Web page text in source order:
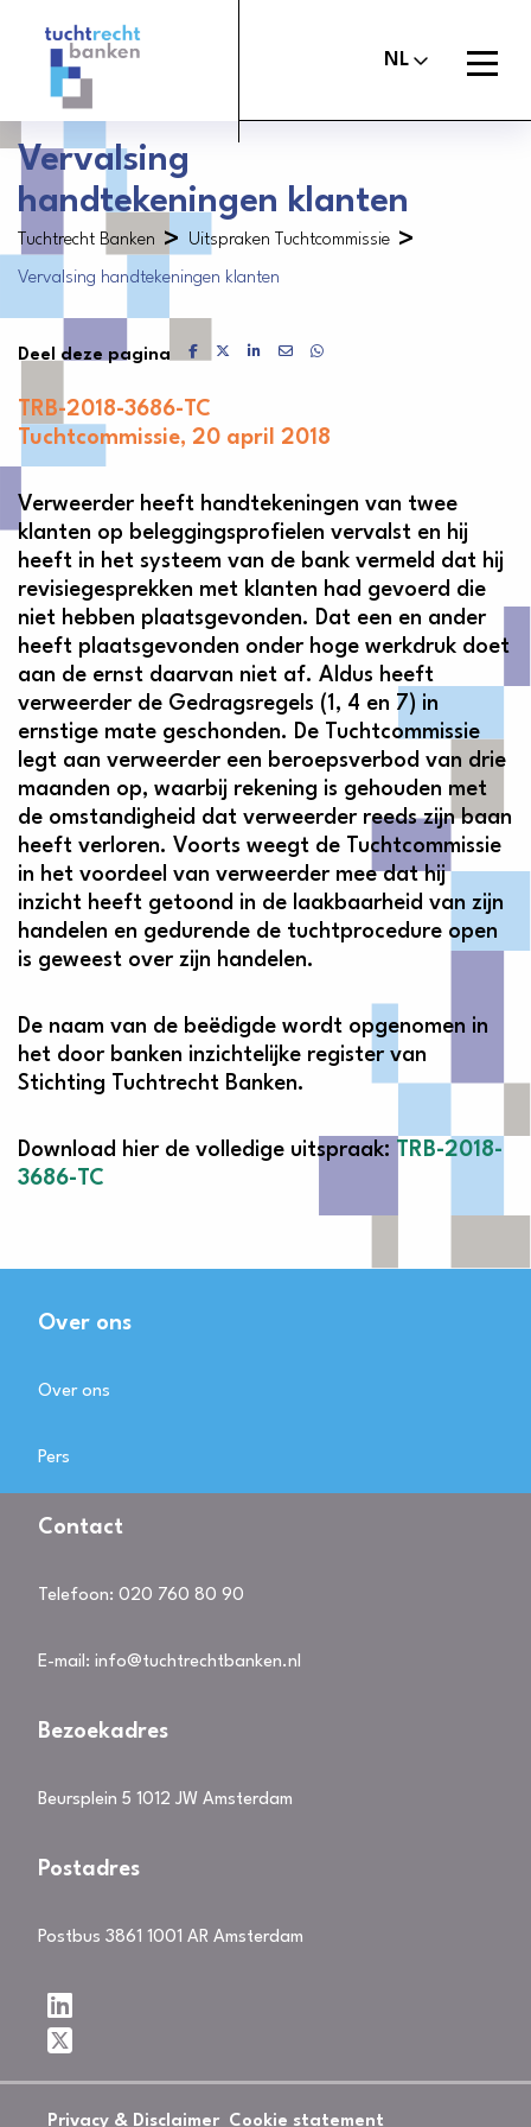
logo
Uitspraken
Over het tuchtrecht
Nieuws
Contact
Tuchtcommissie banken
Commissie van Beroep Banken
NL
Open
menu
Vervalsing
handtekeningen klanten
Tuchtrecht Banken > Uitspraken Tuchtcommissie >
Vervalsing handtekeningen klanten
Deel deze pagina Delen via Facebook
Delen via X
Delen via LinkedIn
Delen via Mail
Delen via WhatsApp
TRB-2018-3686-TC
Tuchtcommissie, 20 april 2018
Verweerder heeft handtekeningen van twee
klanten op beleggingsprofielen vervalst en hij
heeft in het systeem van de bank vermeld dat hij
revisiegesprekken met klanten had gevoerd die
niet hebben plaatsgevonden. Dat een en ander
heeft plaatsgevonden onder hoge werkdruk doet
aan de ernst daarvan niet af. Aldus heeft
verweerder de Gedragsregels (1, 4 en 7) in
ernstige mate geschonden. De Tuchtcommissie
legt aan verweerder een beroepsverbod van drie
maanden op, waarbij rekening is gehouden met
de omstandigheid dat verweerder reeds zijn baan
heeft verloren. Voorts weegt de Tuchtcommissie
in het voordeel van verweerder mee dat hij
inzicht heeft getoond in de laakbaarheid van zijn
handelen en gedurende de tuchtprocedure open
is geweest over zijn handelen.
De naam van de beëdigde wordt opgenomen in
het door banken inzichtelijke register van
Stichting Tuchtrecht Banken.
Download hier de volledige uitspraak: TRB-2018-
3686-TC
Over ons
Over ons
Pers
Contact
Telefoon: 020 760 80 90
E-mail: info@tuchtrechtbanken.nl
Bezoekadres
Beursplein 5 1012 JW Amsterdam
Postadres
Postbus 3861 1001 AR Amsterdam
Privacy & Disclaimer Cookie statement